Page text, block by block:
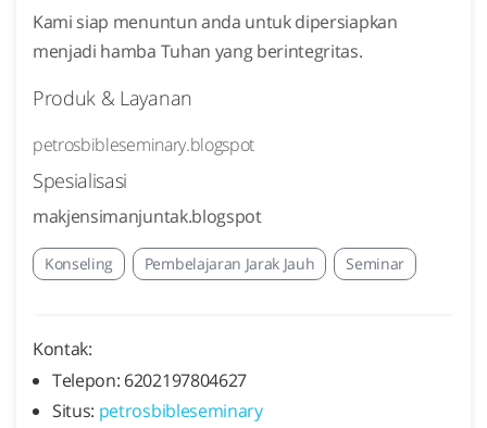
Kami siap menuntun anda untuk dipersiapkan
menjadi hamba Tuhan yang berintegritas.
Produk & Layanan
petrosbibleseminary.blogspot
Spesialisasi
makjensimanjuntak.blogspot
Konseling Pembelajaran Jarak Jauh Seminar
Kontak:
Telepon: 6202197804627
Situs: petrosbibleseminary